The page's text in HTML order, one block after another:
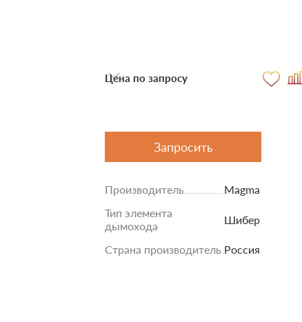
Цена по запросу
Запросить
Производитель
Magma
Тип элемента
дымохода
Шибер
Страна производитель Россия